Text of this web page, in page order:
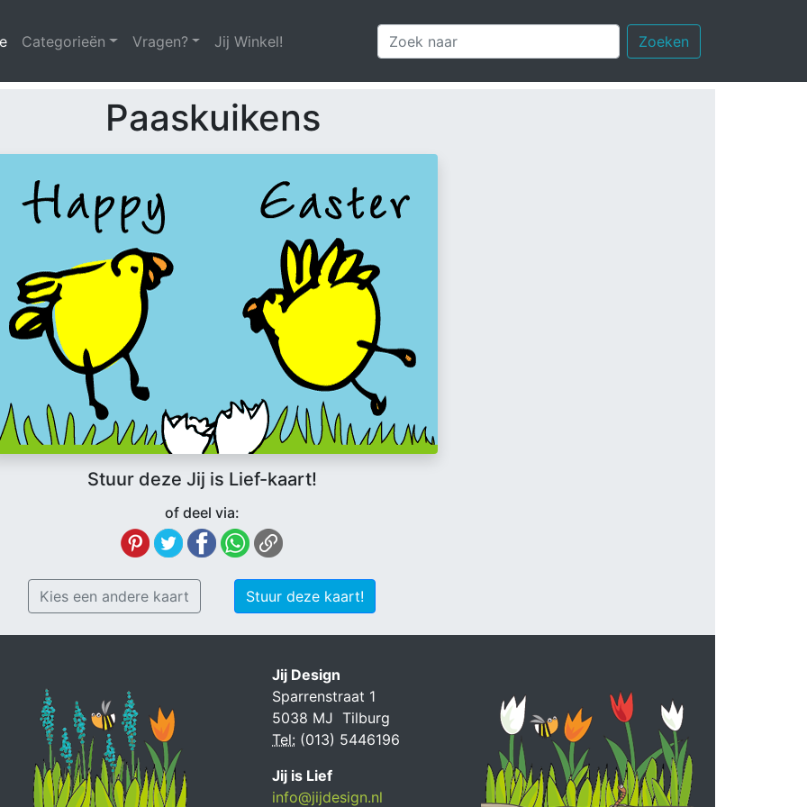
(huidige)
Categorieën Vragen? Jij Winkel! Zoeken
Paaskuikens
Stuur deze Jij is Lief-kaart!
of deel via:
Kies een andere kaart Stuur deze kaart!
Jij Design
Sparrenstraat 1
5038 MJ Tilburg
Tel: (013) 5446196
Jij is Lief
info@jijdesign.nl